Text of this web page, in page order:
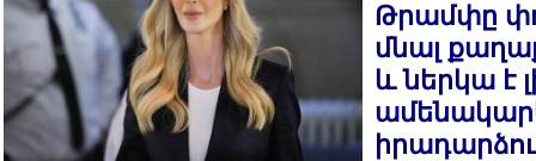
Թրամփը
մնալ
և ներկա է